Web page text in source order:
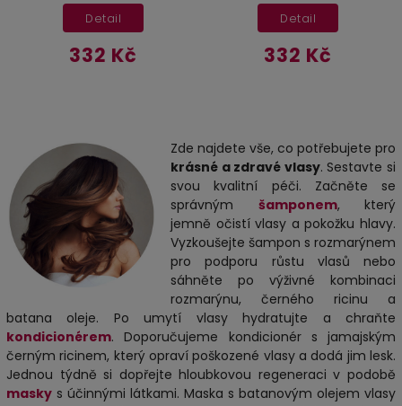
332 Kč
Detail
332 Kč
Detail
Zde najdete vše, co potřebujete pro
krásné a zdravé vlasy. Sestavte si
svou kvalitní péči. Začněte se
správným šamponem, který
jemně očistí vlasy a pokožku hlavy.
Vyzkoušejte šampon s rozmarýnem
pro podporu růstu vlasů nebo
sáhněte po výživné kombinaci
rozmarýnu, černého ricinu a
batana oleje. Po umytí vlasy hydratujte a chraňte
kondicionérem. Doporučujeme kondicionér s jamajským
černým ricinem, který opraví poškozené vlasy a dodá jim lesk.
Jednou týdně si dopřejte hloubkovou regeneraci v podobě
masky s účinnými látkami. Maska s batanovým olejem vlasy